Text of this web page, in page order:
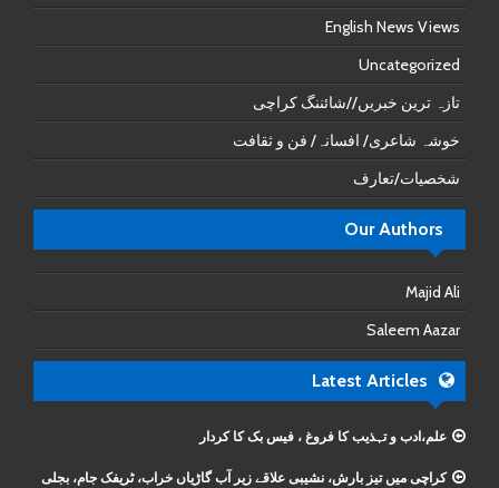
English News Views
Uncategorized
تازہ ترین خبریں//شائننگ کراچی
خوشہ شاعری/ افسانہ/ فن و ثقافت
شخصیات/تعارف
Our Authors
Majid Ali
Saleem Aazar
Latest Articles
علم،ادب و تہذیب کا فروغ ، فیس بک کا کردار
کراچی میں تیز بارش، نشیبی علاقے زیر آب گاڑیاں خراب، ٹریفک جام، بجلی